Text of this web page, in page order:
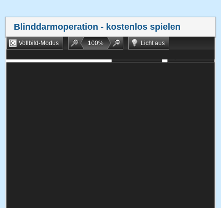
Blinddarmoperation - kostenlos spielen
Vollbild-Modus 100%
Licht aus